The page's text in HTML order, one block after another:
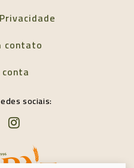
contato
sociais: